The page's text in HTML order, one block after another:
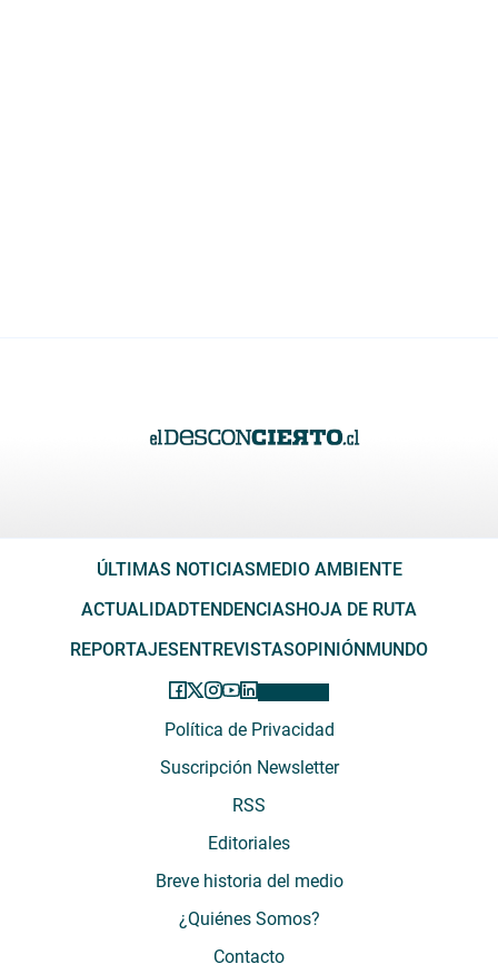
ÚLTIMAS NOTICIASMEDIO AMBIENTE
ACTUALIDADTENDENCIASHOJA DE RUTA
REPORTAJESENTREVISTASOPINIÓNMUNDO
Política de Privacidad
Suscripción Newsletter
RSS
Editoriales
Breve historia del medio
¿Quiénes Somos?
Contacto